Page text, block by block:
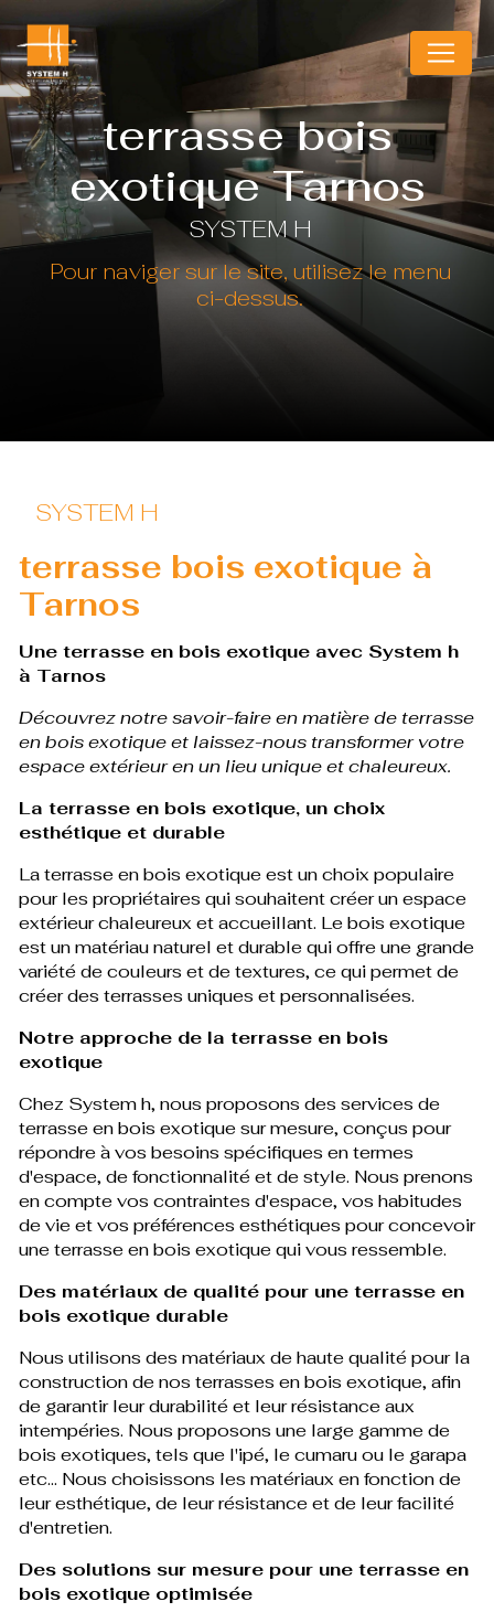
terrasse bois
exotique Tarnos
SYSTEM H
SYSTEM H
terrasse bois exotique à
Tarnos
Une terrasse en bois exotique avec System h
à Tarnos
Découvrez notre savoir-faire en matière de terrasse
en bois exotique et laissez-nous transformer votre
espace extérieur en un lieu unique et chaleureux.
La terrasse en bois exotique, un choix
esthétique et durable
La terrasse en bois exotique est un choix populaire
pour les propriétaires qui souhaitent créer un espace
extérieur chaleureux et accueillant. Le bois exotique
est un matériau naturel et durable qui offre une grande
variété de couleurs et de textures, ce qui permet de
créer des terrasses uniques et personnalisées.
Notre approche de la terrasse en bois
exotique
Chez System h, nous proposons des services de
terrasse en bois exotique sur mesure, conçus pour
répondre à vos besoins spécifiques en termes
d'espace, de fonctionnalité et de style. Nous prenons
en compte vos contraintes d'espace, vos habitudes
de vie et vos préférences esthétiques pour concevoir
une terrasse en bois exotique qui vous ressemble.
Des matériaux de qualité pour une terrasse en
bois exotique durable
Nous utilisons des matériaux de haute qualité pour la
construction de nos terrasses en bois exotique, afin
de garantir leur durabilité et leur résistance aux
intempéries. Nous proposons une large gamme de
bois exotiques, tels que l'ipé, le cumaru ou le garapa
etc... Nous choisissons les matériaux en fonction de
leur esthétique, de leur résistance et de leur facilité
d'entretien.
Des solutions sur mesure pour une terrasse en
bois exotique optimisée
Panneau de gestion des cookies